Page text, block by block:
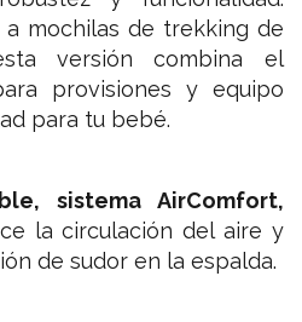
a mochilas de trekking de
versión combina el
provisiones y equipo
para tu bebé.
sistema AirComfort,
la circulación del aire y
de sudor en la espalda.